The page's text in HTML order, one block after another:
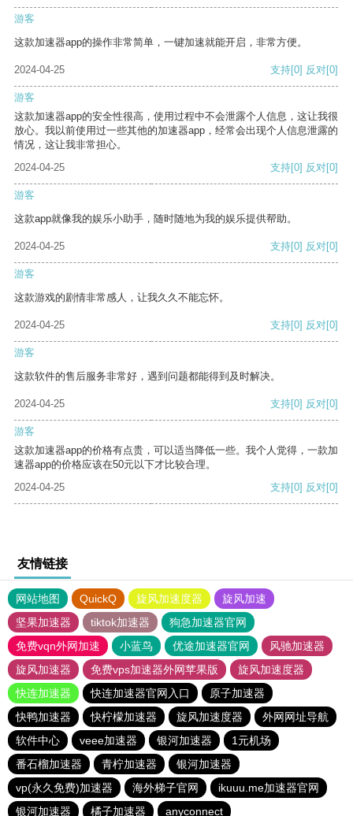
游客
这款加速器app的操作非常简单，一键加速就能开启，非常方便。
2024-04-25 支持[0] 反对[0]
游客
这款加速器app的安全性很高，使用过程中不会泄露个人信息，这让我很
放心。我以前使用过一些其他的加速器app，经常会出现个人信息泄露的
情况，这让我非常担心。
2024-04-25
支持[0] 反对[0]
游客
这款app就像我的娱乐小助手，随时随地为我的娱乐提供帮助。
2024-04-25 支持[0] 反对[0]
游客
这款游戏的剧情非常感人，让我久久不能忘怀。
2024-04-25 支持[0] 反对[0]
游客
这款软件的售后服务非常好，遇到问题都能得到及时解决。
2024-04-25 支持[0] 反对[0]
游客
这款加速器app的价格有点贵，可以适当降低一些。我个人觉得，一款加
速器app的价格应该在50元以下才比较合理。
2024-04-25
支持[0] 反对[0]
友情链接
网站地图 QuickQ 旋风加速度器
旋风加速
坚果加速器
tiktok加速器
狗急加速器官网
免费vqn外网加速
小蓝鸟 优途加速器官网
风驰加速器
旋风加速器
免费vps加速器外网苹果版
旋风加速度器
快连加速器
快连加速器官网入口
原子加速器
快鸭加速器
快柠檬加速器 旋风加速度器
外网网址导航
软件中心
veee加速器 银河加速器
1元机场
番石榴加速器
青柠加速器
银河加速器
vp(永久免费)加速器
海外梯子官网
ikuuu.me加速器官网
银河加速器
橘子加速器 anyconnect